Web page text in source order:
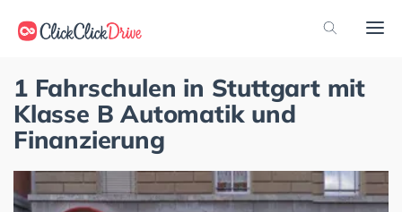
1 Fahrschulen in Stuttgart mit
Klasse B Automatik und
Finanzierung